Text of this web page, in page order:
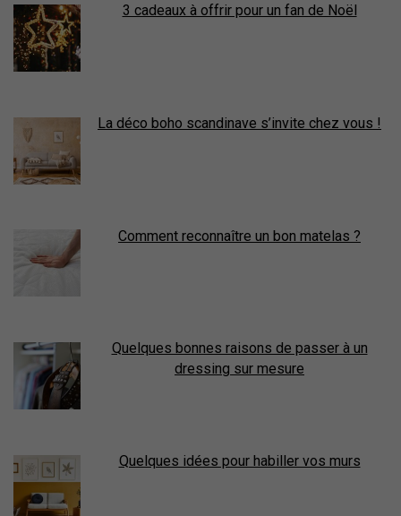
3 cadeaux à offrir pour un fan de Noël
La déco boho scandinave s’invite chez vous !
Comment reconnaître un bon matelas ?
Quelques bonnes raisons de passer à un
dressing sur mesure
Quelques idées pour habiller vos murs